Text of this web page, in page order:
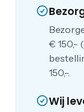
€ 150,-
150,-.
Wij